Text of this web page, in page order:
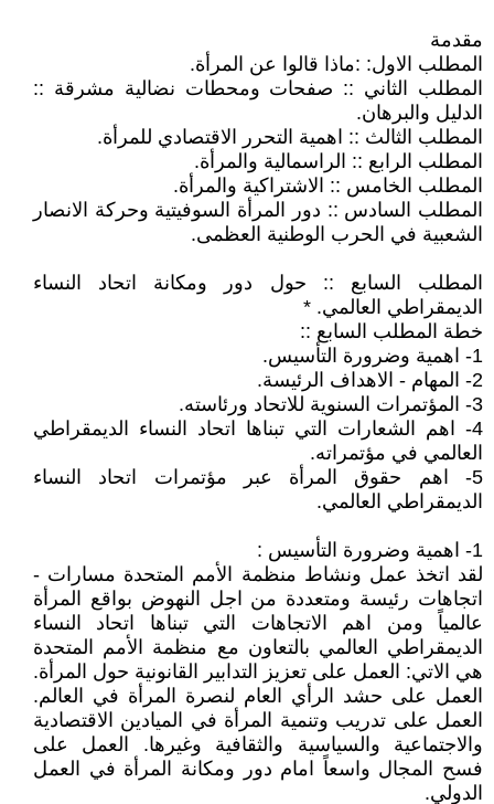
مقدمة
المطلب الاول: :ماذا قالوا عن المرأة.
المطلب الثاني :: صفحات ومحطات نضالية مشرقة ::
الدليل والبرهان.
المطلب الثالث :: اهمية التحرر الاقتصادي للمرأة.
المطلب الرابع :: الراسمالية والمرأة.
المطلب الخامس :: الاشتراكية والمرأة.
المطلب السادس :: دور المرأة السوفيتية وحركة الانصار
الشعبية في الحرب الوطنية العظمى.
المطلب السابع :: حول دور ومكانة اتحاد النساء
الديمقراطي العالمي. *
خطة المطلب السابع ::
1- اهمية وضرورة التأسيس.
2- المهام - الاهداف الرئيسة.
3- المؤتمرات السنوية للاتحاد ورئاسته.
4- اهم الشعارات التي تبناها اتحاد النساء الديمقراطي
العالمي في مؤتمراته.
5- اهم حقوق المرأة عبر مؤتمرات اتحاد النساء
الديمقراطي العالمي.
1- اهمية وضرورة التأسيس :
لقد اتخذ عمل ونشاط منظمة الأمم المتحدة مسارات -
اتجاهات رئيسة ومتعددة من اجل النهوض بواقع المرأة
عالمياً ومن اهم الاتجاهات التي تبناها اتحاد النساء
الديمقراطي العالمي بالتعاون مع منظمة الأمم المتحدة
هي الاتي: العمل على تعزيز التدابير القانونية حول المرأة.
العمل على حشد الرأي العام لنصرة المرأة في العالم.
العمل على تدريب وتنمية المرأة في الميادين الاقتصادية
والاجتماعية والسياسية والثقافية وغيرها. العمل على
فسح المجال واسعاً امام دور ومكانة المرأة في العمل
الدولي.